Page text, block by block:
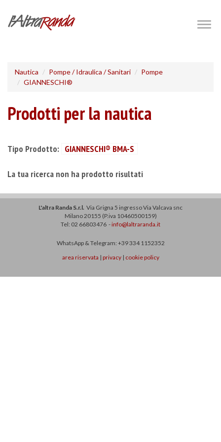
Nautica Pompe / Idraulica / Sanitari
Pompe
GIANNESCHI®
Prodotti per la nautica
Tipo Prodotto: GIANNESCHI® BMA-S
La tua ricerca non ha prodotto risultati
L'altra Randa S.r.l. Via Grigna 5 ingresso Via Valcava snc
Milano 20155 (P.iva 10460500159)
Tel: 02 66803476 -info@laltraranda.it
WhatsApp & Telegram: +39 334 1152352
area riservata | privacy| cookie policy